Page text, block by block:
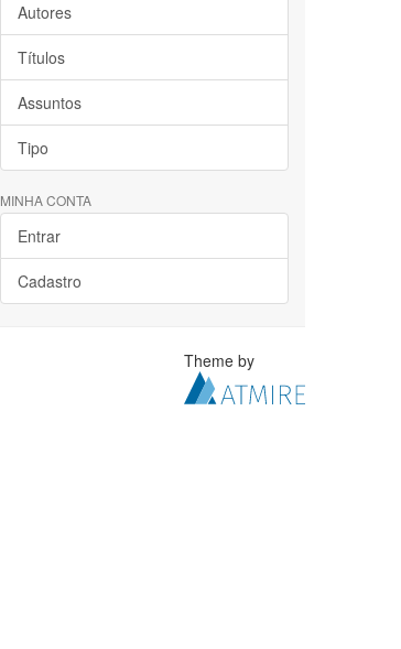
Autores
Títulos
Assuntos
Tipo
MINHA CONTA
Entrar
Cadastro
Theme by